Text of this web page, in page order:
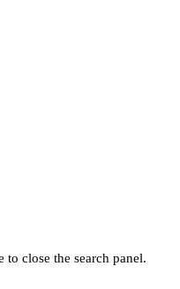
to close the search panel.